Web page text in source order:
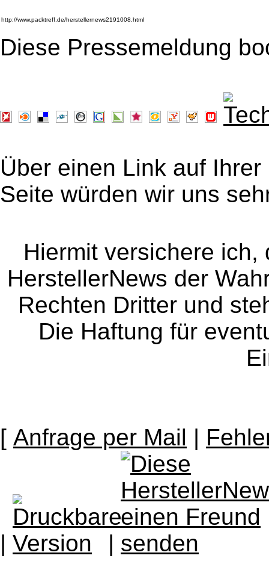
Diese Pressemeldung
Über einen Link auf
Seite würden wir uns
Hiermit versichere
HerstellerNews der
Rechten Dritter und
Die Haftung für
[ Anfrage per Mail |
| |